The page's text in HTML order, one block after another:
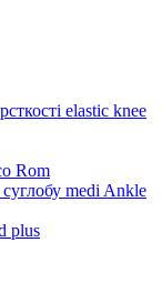
elastic knee
Rom
medi Ankle
plus